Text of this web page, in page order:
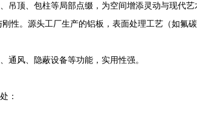
顶、包柱等局部点缀，为空间增添灵动与现代艺
性。源头工厂生产的铝板，表面处理工艺（如氟
通风、隐蔽设备等功能，实用性强。
：